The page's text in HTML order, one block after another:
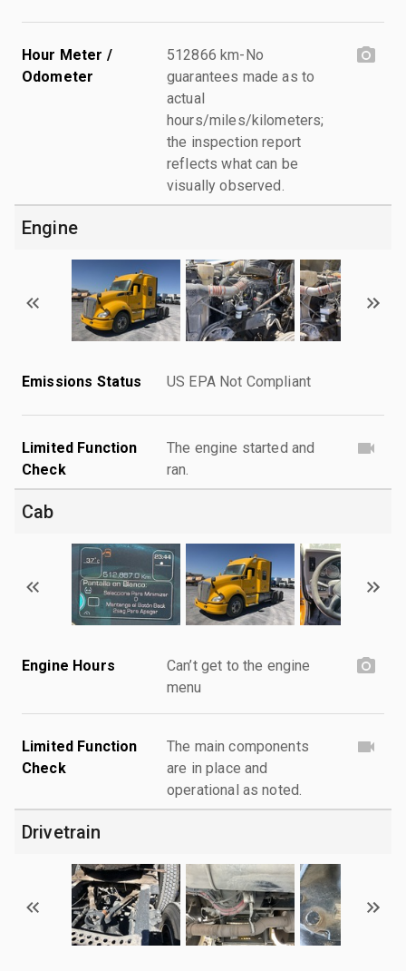
Hour Meter /
Odometer
512866 km-No
guarantees made as to
actual
hours/miles/kilometers;
the inspection report
reflects what can be
visually observed.
Engine
Emissions Status US EPA Not Compliant
Limited Function
Check
The engine started and
ran.
Cab
Engine Hours
Can’t get to the engine
menu
Limited Function
Check
The main components
are in place and
operational as noted.
Drivetrain